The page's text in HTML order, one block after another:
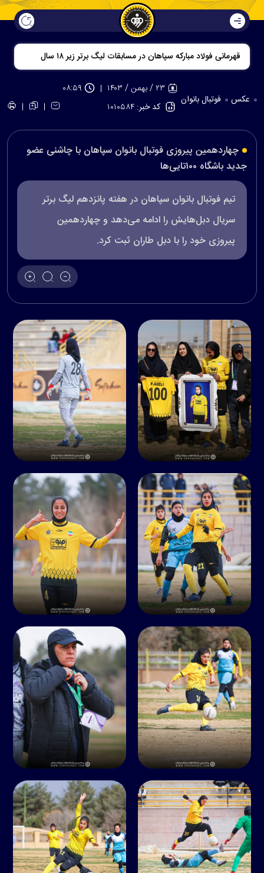
قهرمانی فولاد مبارکه سپاهان در مسابقات لیگ برتر زیر ۱۸ سال
عکس فوتبال بانوان
کد خبر: ۱۰۱۰۵۸۴
چهاردهمین پیروزی فوتبال بانوان سپاهان با چاشنی عضو
جدید باشگاه ۱۰۰تایی‌ها
تیم فوتبال بانوان سپاهان در هفته پانزدهم لیگ برتر
سریال‌ دبل‌هایش را ادامه می‌دهد و چهاردهمین
پیروزی خود را با دبل طاران ثبت کرد.